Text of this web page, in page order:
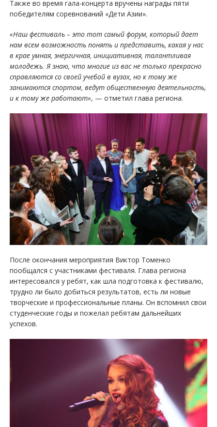
Также во время гала-концерта вручены награды пяти
победителям соревнований «Дети Азии».
«Наш фестиваль – это тот самый форум, который дает
нам всем возможность понять и представить, какая у нас
в крае умная, энергичная, инициативная, талантливая
молодежь. Я знаю, что многие из вас не только прекрасно
справляются со своей учебой в вузах, но к тому же
занимаются спортом, ведут общественную деятельность,
и к тому же работают», — отметил глава региона.
После окончания мероприятия Виктор Томенко
пообщался с участниками фестиваля. Глава региона
интересовался у ребят, как шла подготовка к фестивалю,
трудно ли было добиться результатов, есть ли новые
творческие и профессиональные планы. Он вспомнил свои
студенческие годы и пожелал ребятам дальнейших
успехов.